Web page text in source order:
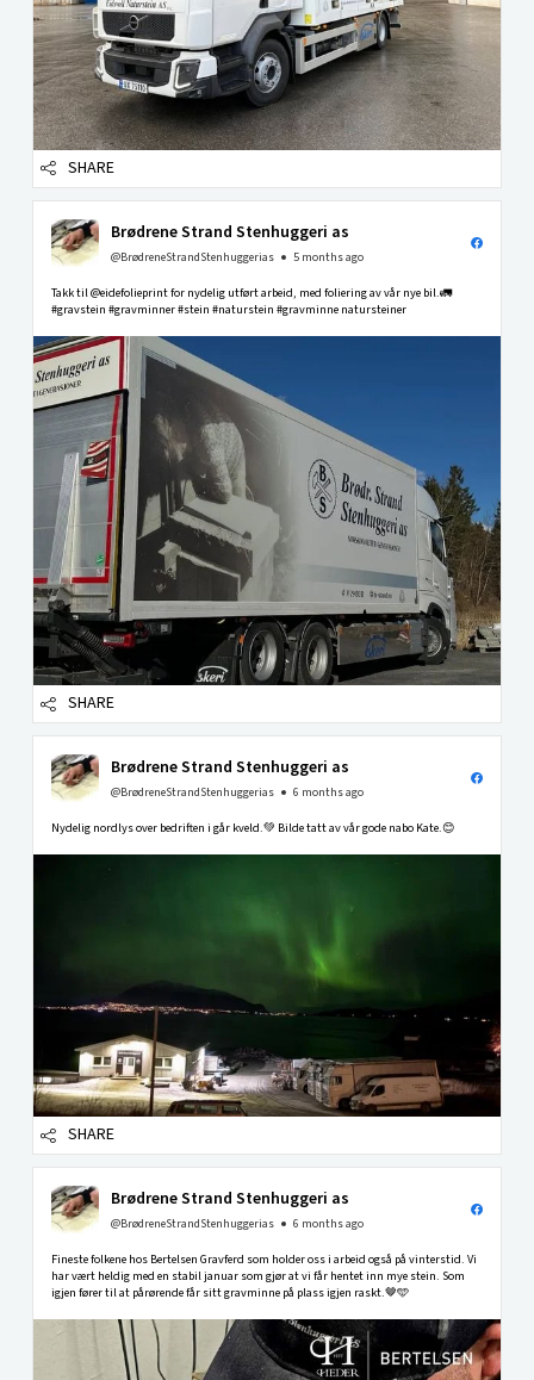
SHARE
Brødrene Strand Stenhuggeri as
@BrødreneStrandStenhuggerias 5 months ago
Takk til @eidefolieprint for nydelig utført arbeid, med foliering av vår nye bil.🚛
#gravstein #gravminner #stein #naturstein #gravminne natursteiner
SHARE
Brødrene Strand Stenhuggeri as
@BrødreneStrandStenhuggerias 6 months ago
Nydelig nordlys over bedriften i går kveld.💚 Bilde tatt av vår gode nabo Kate.😊
SHARE
Brødrene Strand Stenhuggeri as
@BrødreneStrandStenhuggerias 6 months ago
Fineste folkene hos Bertelsen Gravferd som holder oss i arbeid også på vinterstid. Vi
har vært heldig med en stabil januar som gjør at vi får hentet inn mye stein. Som
igjen fører til at pårørende får sitt gravminne på plass igjen raskt.🤎🩵